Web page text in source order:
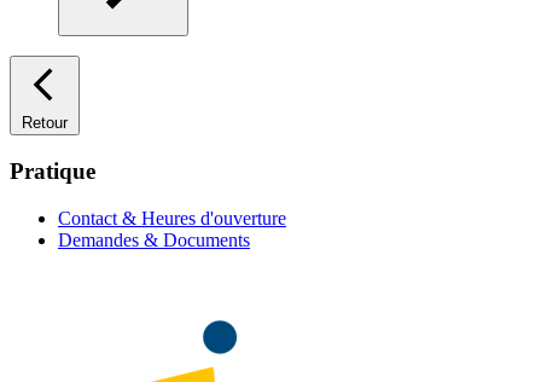
Retour
Pratique
Contact & Heures d'ouverture
Demandes & Documents